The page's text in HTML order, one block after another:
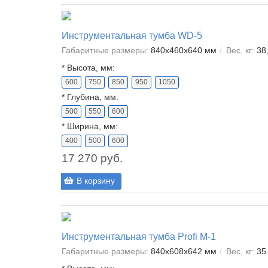
Инструментальная тумба WD-5
Габаритные размеры: 840x460x640 мм Вес, кг:
* Высота, мм:
600 750 850 950 1050
* Глубина, мм:
500 550 600
* Ширина, мм:
400 500 600
17 270 руб.
В корзину
Инструментальная тумба Profi M-1
Габаритные размеры: 840x608x642 мм Вес, кг: 35